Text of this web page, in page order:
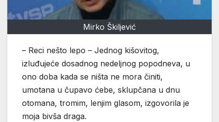
Mirko Škiljević
– Reci nešto lepo – Jednog kišovitog,
izluđujeće dosadnog nedeljnog popodneva, u
ono doba kada se ništa ne mora činiti,
umotana u čupavo ćebe, sklupčana u dnu
otomana, tromim, lenjim glasom, izgovorila je
moja bivša draga.